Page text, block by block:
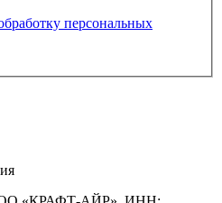
персональных